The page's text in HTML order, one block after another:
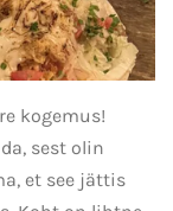
kogemus!
sest olin
et see jättis